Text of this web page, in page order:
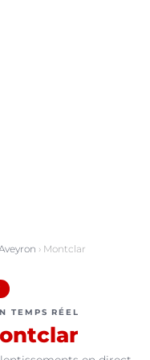
› Montclar
TEMPS RÉEL